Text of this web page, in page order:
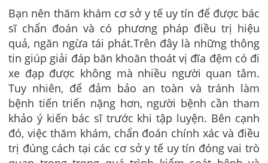
Bạn nên thăm khám cơ sở y tế uy tín để được bác
sĩ chẩn đoán và có phương pháp điều trị hiệu
quả, ngăn ngừa tái phát.Trên đây là những thông
tin giúp giải đáp băn khoăn thoát vị đĩa đệm có đi
xe đạp được không mà nhiều người quan tâm.
Tuy nhiên, để đảm bảo an toàn và tránh làm
bệnh tiến triển nặng hơn, người bệnh cần tham
khảo ý kiến bác sĩ trước khi tập luyện. Bên cạnh
đó, việc thăm khám, chẩn đoán chính xác và điều
trị đúng cách tại các cơ sở y tế uy tín đóng vai trò